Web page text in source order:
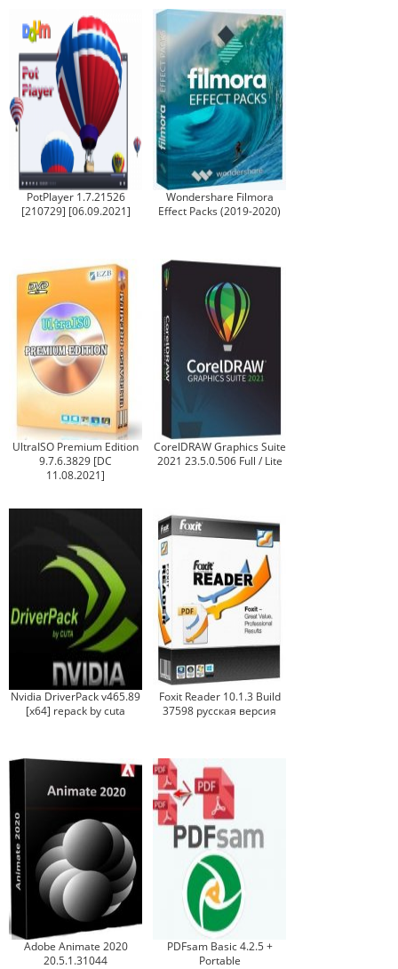
PotPlayer 1.7.21526
[210729] [06.09.2021]
Wondershare Filmora
Effect Packs (2019-2020)
UltraISO Premium Edition
9.7.6.3829 [DC
11.08.2021]
CorelDRAW Graphics Suite
2021 23.5.0.506 Full / Lite
Nvidia DriverPack v465.89
[x64] repack by cuta
Foxit Reader 10.1.3 Build
37598 русская версия
Adobe Animate 2020
20.5.1.31044
PDFsam Basic 4.2.5 +
Portable